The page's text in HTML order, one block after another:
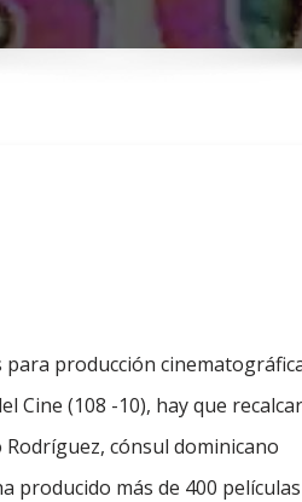
para producción
Cine (108 -10), hay que recalcar
cónsul dominicano
producido más de 400 películas